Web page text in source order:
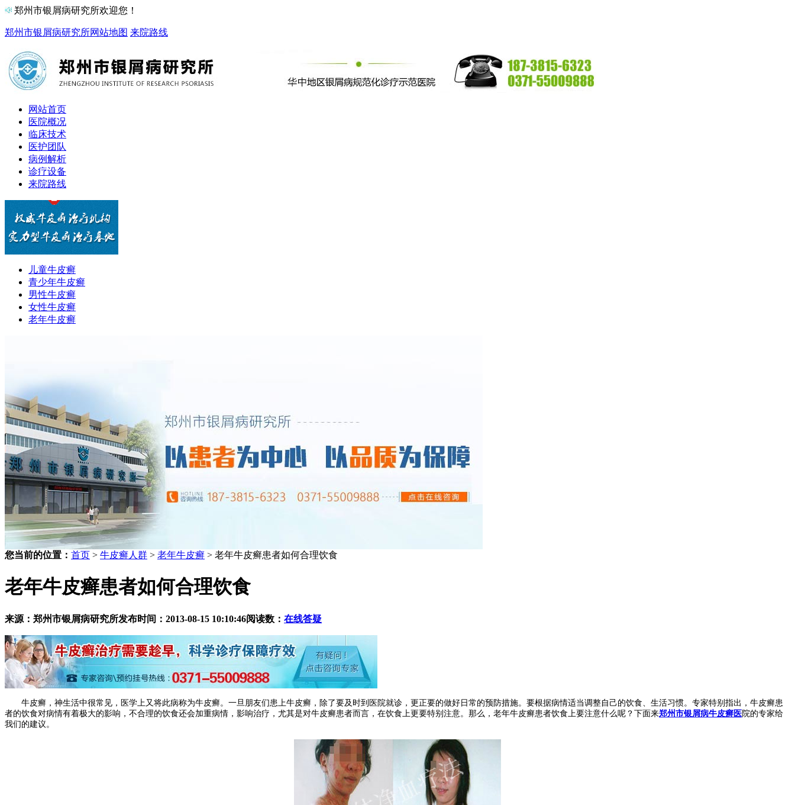
郑州市银屑病研究所欢迎您！
郑州市银屑病研究所网站地图 来院路线
网站首页
医院概况
临床技术
医护团队
病例解析
诊疗设备
来院路线
儿童牛皮癣
青少年牛皮癣
男性牛皮癣
女性牛皮癣
老年牛皮癣
您当前的位置： 首页 > 牛皮癣人群 > 老年牛皮癣 > 老年牛皮癣患者如何合理饮食
老年牛皮癣患者如何合理饮食
来源：郑州市银屑病研究所发布时间：2013-08-15 10:10:46阅读数： 在线答疑
牛皮癣，神生活中很常见，医学上又将此病称为牛皮癣。一旦朋友们患上牛皮癣，除了要及时到医院就诊，更正要的做好日常的预防措施。要根据病情适当调整自己的饮食、生活习惯。专家特别指出，牛皮癣患
者的饮食对病情有着极大的影响，不合理的饮食还会加重病情，影响治疗，尤其是对牛皮癣患者而言，在饮食上更要特别注意。那么，老年牛皮癣患者饮食上要注意什么呢？下面来郑州市银屑病牛皮癣医院的专家给
我们的建议。